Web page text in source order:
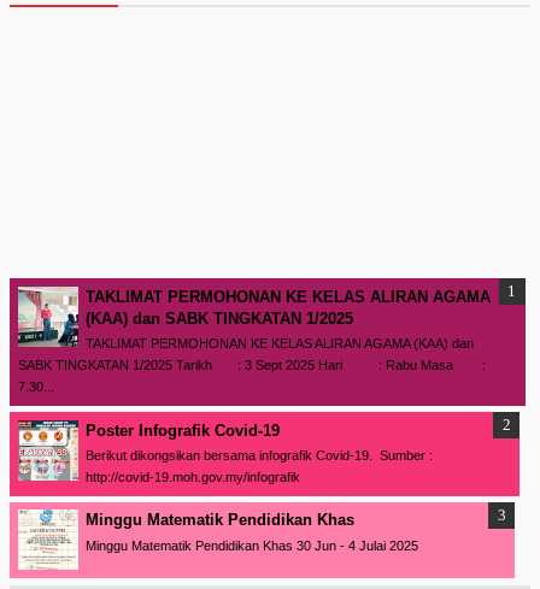
TAKLIMAT PERMOHONAN KE KELAS ALIRAN AGAMA
(KAA) dan SABK TINGKATAN 1/2025
TAKLIMAT PERMOHONAN KE KELAS ALIRAN AGAMA (KAA) dan
SABK TINGKATAN 1/2025 Tarikh : 3 Sept 2025 Hari : Rabu Masa :
7.30...
Poster Infografik Covid-19
Berikut dikongsikan bersama infografik Covid-19. Sumber :
http://covid-19.moh.gov.my/infografik
Minggu Matematik Pendidikan Khas
Minggu Matematik Pendidikan Khas 30 Jun - 4 Julai 2025